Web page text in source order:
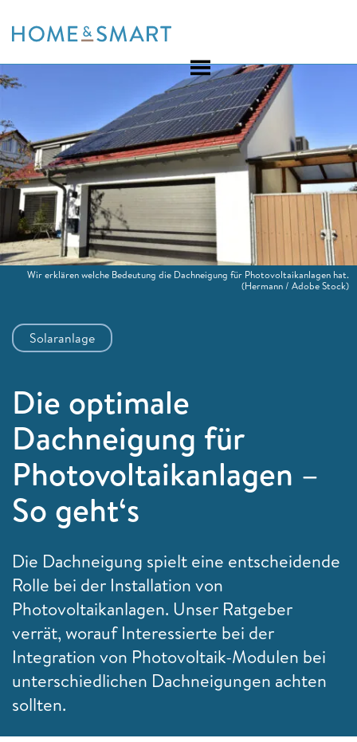
to
Solaranlage
Die optimale
Dachneigung für
Photovoltaikanlagen –
So geht‘s
Die Dachneigung spielt eine entscheidende
Rolle bei der Installation von
Photovoltaikanlagen. Unser Ratgeber
verrät, worauf Interessierte bei der
Integration von Photovoltaik-Modulen bei
unterschiedlichen Dachneigungen achten
sollten.
Wir erklären welche Bedeutung die Dachneigung für Photovoltaikanlagen hat.
(Hermann / Adobe Stock)